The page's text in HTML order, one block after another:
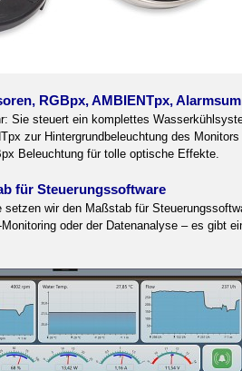
RGBpx, AMBIENTpx,
Sie steuert ein komplettes
zur Hintergrundbeleuchtung des
Beleuchtung für tolle optische Effekte.
für Steuerungssoftware
setzen wir den Maßstab für
oder der Datenanalyse – es gibt